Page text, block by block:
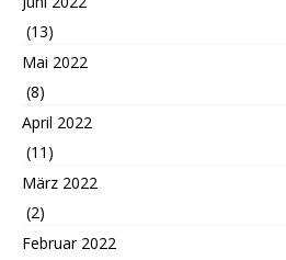
(13)
Mai 2022
(8)
April 2022
(11)
März 2022
(2)
Februar 2022